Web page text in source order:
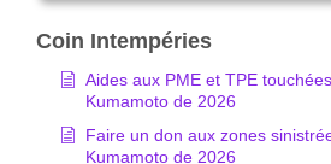
Coin Intempéries
Aides aux PME et TPE
Kumamoto de 2026
Faire un don aux zones
Kumamoto de 2026